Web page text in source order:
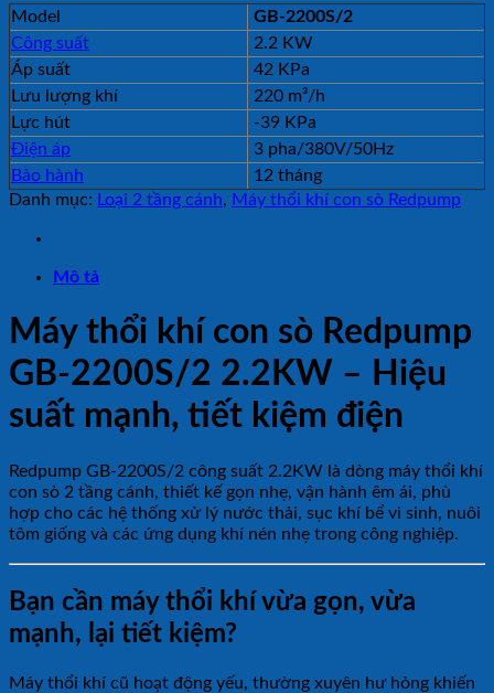
Model
GB-2200S/2
Công suất
2.2 KW
Áp suất
42 KPa
Lưu lượng khí
220 m³/h
Lực hút
-39 KPa
Điện áp
3 pha/380V/50Hz
Bảo hành
12 tháng
Danh mục: Loại 2 tầng cánh, Máy thổi khí con sò Redpump
Mô tả
Máy thổi khí con sò Redpump
GB-2200S/2 2.2KW – Hiệu
suất mạnh, tiết kiệm điện
Redpump GB-2200S/2 công suất 2.2KW là dòng máy thổi khí
con sò 2 tầng cánh, thiết kế gọn nhẹ, vận hành êm ái, phù
hợp cho các hệ thống xử lý nước thải, sục khí bể vi sinh, nuôi
tôm giống và các ứng dụng khí nén nhẹ trong công nghiệp.
Bạn cần máy thổi khí vừa gọn, vừa
mạnh, lại tiết kiệm?
Máy thổi khí cũ hoạt động yếu, thường xuyên hư hỏng khiến